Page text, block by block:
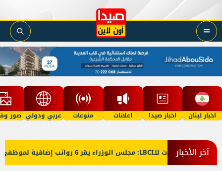
اخبار لبنان اخبار صيدا اعلانات منوعات عربي ودولي صور
آخر الأخبار
معلومات للـLBCI: مجلس الوزراء يقر 6 رواتب إضافية لموظفي القطاع العام وصرف الفروقات بأثر رجعي منذ آذار